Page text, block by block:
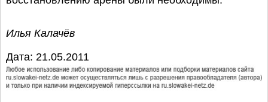
Илья Калачёв
Дата: 21.05.2011